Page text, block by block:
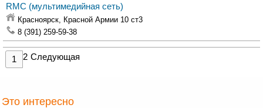
RMC (мультимедийная сеть)
Красноярск, Красной Армии 10 ст3
8 (391) 259-59-38
1 2 Следующая
Это интересно